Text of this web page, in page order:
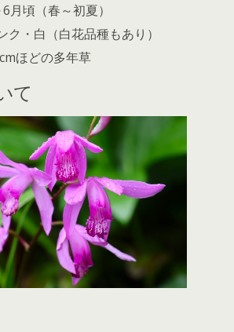
月頃（春～初夏）
ク・白（白花品種もあり）
ほどの多年草
て